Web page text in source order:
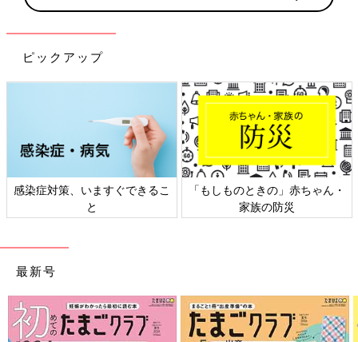
■新着マンガをお知らせ！たまひよONLINEインスタグラム
（@tamahiyo_online）
らいこっちゃ！育児
一覧
寝起きにオッサン化す
る愛娘【えらいこっち
ゃ！育児生活#77】
ピックアップ
感染症対策、いますぐできるこ
と
「もしものときの」赤ちゃん・
家族の防災
最新号